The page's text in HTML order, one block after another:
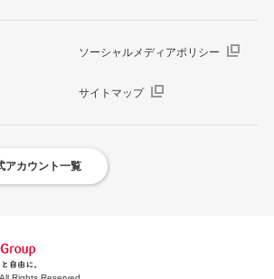
ソーシャルメディアポリシー
サイトマップ
アカウント一覧